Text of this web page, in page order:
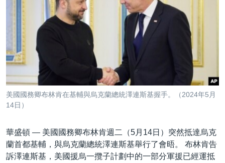
檢
美國
中國
國際
經貿
視頻
每日視頻新聞
美國專訊
視頻存檔
音頻
新聞音頻
海外港人
國語
關注我們
美國國務卿布林肯在基輔與烏克蘭總統澤連斯基握手。（2024年5月
14日）
華盛頓 — 美國國務卿布林肯週二（5月14日）突然抵達烏克
蘭首都基輔，與烏克蘭總統澤連斯基舉行了會晤。 布林肯告
訴澤連斯基，美國援烏一攬子計劃中的一部分軍援已經運抵